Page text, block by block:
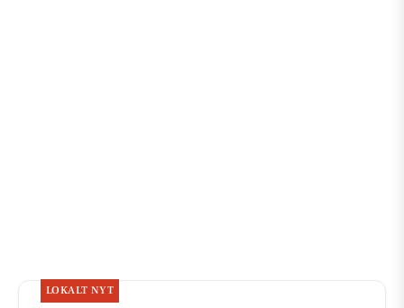
LOKALT NYT